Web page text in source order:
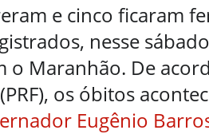
e cinco ficaram
nesse
o Maranhão. De
os óbitos
Eugênio